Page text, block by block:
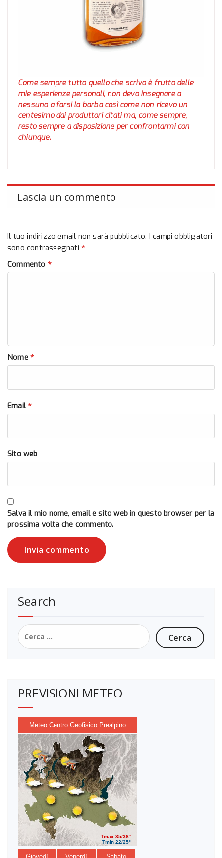
Come sempre tutto quello che scrivo è frutto delle
mie esperienze personali, non devo insegnare a
nessuno a farsi la barba così come non ricevo un
centesimo dai produttori citati ma, come sempre,
resto sempre a disposizione per confrontarmi con
chiunque.
Lascia un commento
Il tuo indirizzo email non sarà pubblicato. I campi obbligatori
sono contrassegnati *
Commento *
Nome *
Email*
Sito web
Salva il mio nome, email e sito web in questo browser per la
prossima volta che commento.
Search
Ricerca
per:
PREVISIONI METEO